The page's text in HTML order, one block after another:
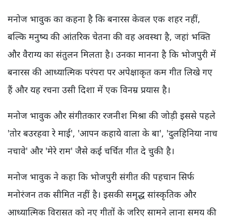
मनोज भावुक का कहना है कि बनारस केवल एक शहर नहीं,
बल्कि मनुष्य की आंतरिक चेतना की वह अवस्था है, जहां भक्ति
और वैराग्य का संतुलन मिलता है। उनका मानना है कि भोजपुरी में
बनारस की आध्यात्मिक परंपरा पर अपेक्षाकृत कम गीत लिखे गए
हैं और यह रचना उसी दिशा में एक विनम्र प्रयास है।
मनोज भावुक और संगीतकार रजनीश मिश्रा की जोड़ी इससे पहले
'तोर बउरहवा रे माई', 'आपन कहाये वाला के बा', 'दुलहिनिया नाच
नचावे' और 'मेरे राम' जैसे कई चर्चित गीत दे चुकी है।
मनोज भावुक ने कहा कि भोजपुरी संगीत की पहचान सिर्फ
मनोरंजन तक सीमित नहीं है। इसकी समृद्ध सांस्कृतिक और
आध्यात्मिक विरासत को नए गीतों के जरिए सामने लाना समय की